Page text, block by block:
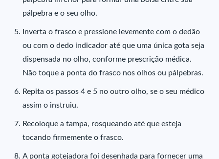
pálpebra e o seu olho.
Inverta o frasco e pressione levemente com o dedão
ou com o dedo indicador até que uma única gota seja
dispensada no olho, conforme prescrição médica.
Não toque a ponta do frasco nos olhos ou pálpebras.
Repita os passos 4 e 5 no outro olho, se o seu médico
assim o instruiu.
Recoloque a tampa, rosqueando até que esteja
tocando firmemente o frasco.
A ponta gotejadora foi desenhada para fornecer uma